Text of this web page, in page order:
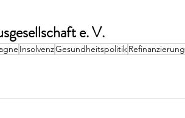
e. V.
InsolvenzGesundheitspolitikRefinanzierung